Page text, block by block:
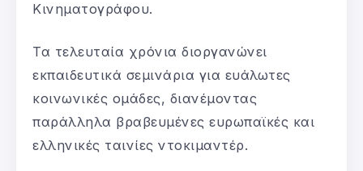
Κινηματογράφου.
Τα τελευταία χρόνια διοργανώνει
εκπαιδευτικά σεμινάρια για ευάλωτες
κοινωνικές ομάδες, διανέμοντας
παράλληλα βραβευμένες ευρωπαϊκές και
ελληνικές ταινίες ντοκιμαντέρ.